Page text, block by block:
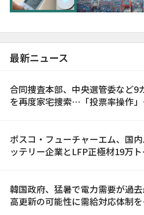
最新ニュース
合同捜査本部、中央選管委など9
を再度家宅捜索…「投票率操作」
ポスコ・フューチャーエム、国
ッテリー企業とLFP正極材19万ト
韓国政府、猛暑で電力需要が過
高更新の可能性に需給対応体制を